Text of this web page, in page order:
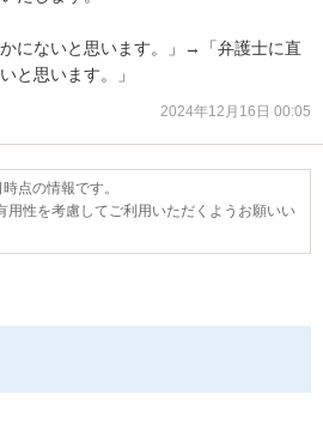
かにないと思います。」→「弁護士に直
と思います。」
2024年12月16日 00:05
点の情報です。
用性を考慮してご利用いただくようお願いい